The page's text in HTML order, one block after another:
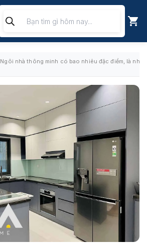
kiếm
phẩm
Ngôi nhà thông minh có bao nhiêu đặc điểm, là